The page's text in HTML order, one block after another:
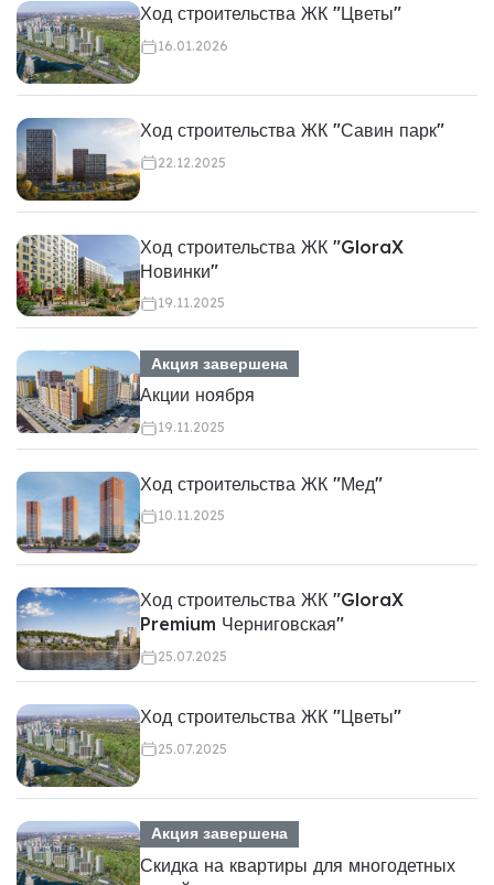
Ход строительства ЖК "Цветы"
16.01.2026
Ход строительства ЖК "Савин парк"
22.12.2025
Ход строительства ЖК "GloraX
Новинки"
19.11.2025
Акция завершена
Акции ноября
19.11.2025
Ход строительства ЖК "Мед"
10.11.2025
Ход строительства ЖК "GloraX
Premium Черниговская"
25.07.2025
Ход строительства ЖК "Цветы"
25.07.2025
Акция завершена
Скидка на квартиры для многодетных